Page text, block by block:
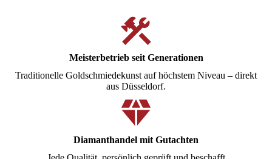
Meisterbetrieb seit Generationen
Traditionelle Goldschmiedekunst auf höchstem Niveau – direkt
aus Düsseldorf.
Diamanthandel mit Gutachten